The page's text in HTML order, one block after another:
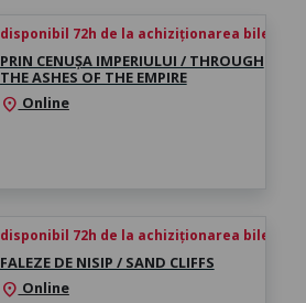
disponibil 72h de la achiziționarea biletului
PRIN CENUȘA IMPERIULUI / THROUGH
THE ASHES OF THE EMPIRE
location_on Online
disponibil 72h de la achiziționarea biletului
FALEZE DE NISIP / SAND CLIFFS
location_on Online